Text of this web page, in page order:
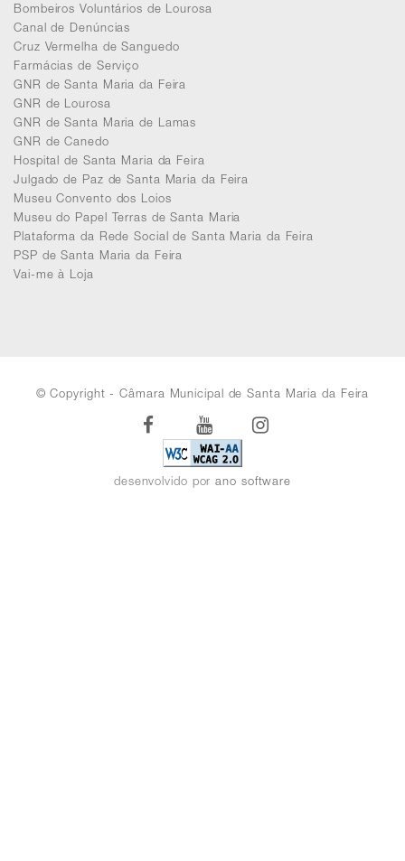
Bombeiros Voluntários de Lourosa
Canal de Denúncias
Cruz Vermelha de Sanguedo
Farmácias de Serviço
GNR de Santa Maria da Feira
GNR de Lourosa
GNR de Santa Maria de Lamas
GNR de Canedo
Hospital de Santa Maria da Feira
Julgado de Paz de Santa Maria da Feira
Museu Convento dos Loios
Museu do Papel Terras de Santa Maria
Plataforma da Rede Social de Santa Maria da Feira
PSP de Santa Maria da Feira
Vai-me à Loja
© Copyright - Câmara Municipal de Santa Maria da Feira
FacebookYoutube
desenvolvido porano software